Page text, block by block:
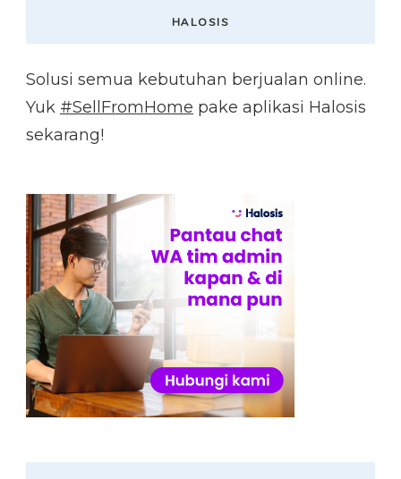
HALOSIS
Solusi semua kebutuhan berjualan online.
Yuk #SellFromHome pake aplikasi Halosis
sekarang!